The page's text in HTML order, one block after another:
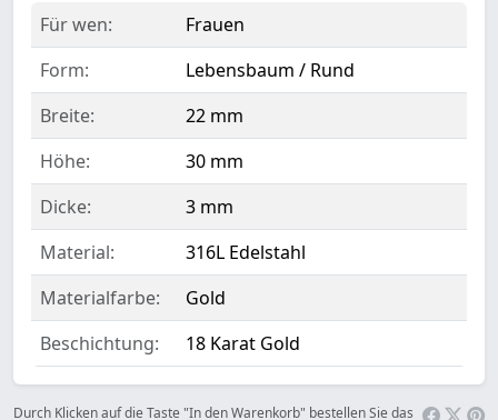
Für wen:
Frauen
Form:
Lebensbaum / Rund
Breite:
22 mm
Höhe:
30 mm
Dicke:
3 mm
Material:
316L Edelstahl
Materialfarbe:
Gold
Beschichtung:
18 Karat Gold
Durch Klicken auf die Taste "In den Warenkorb" bestellen Sie das